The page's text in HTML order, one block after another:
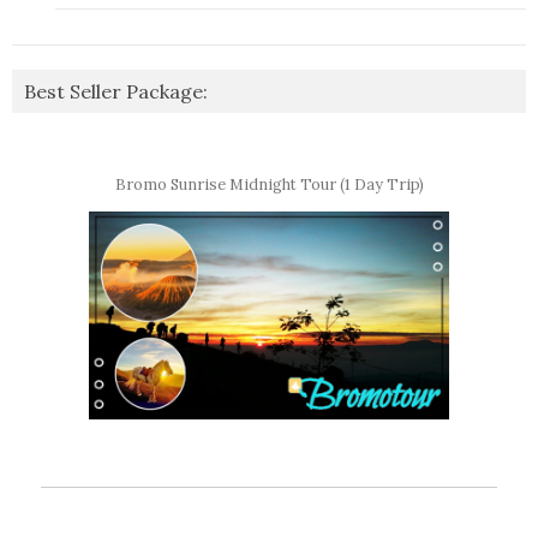
Best Seller Package:
Bromo Sunrise Midnight Tour (1 Day Trip)